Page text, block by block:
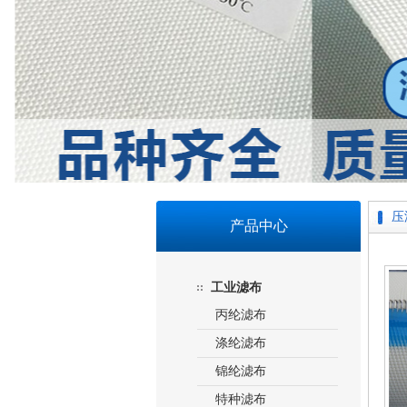
产品中心
工业滤布
丙纶滤布
涤纶滤布
锦纶滤布
特种滤布